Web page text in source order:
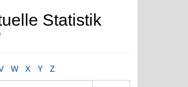
Statistik
W X Y Z